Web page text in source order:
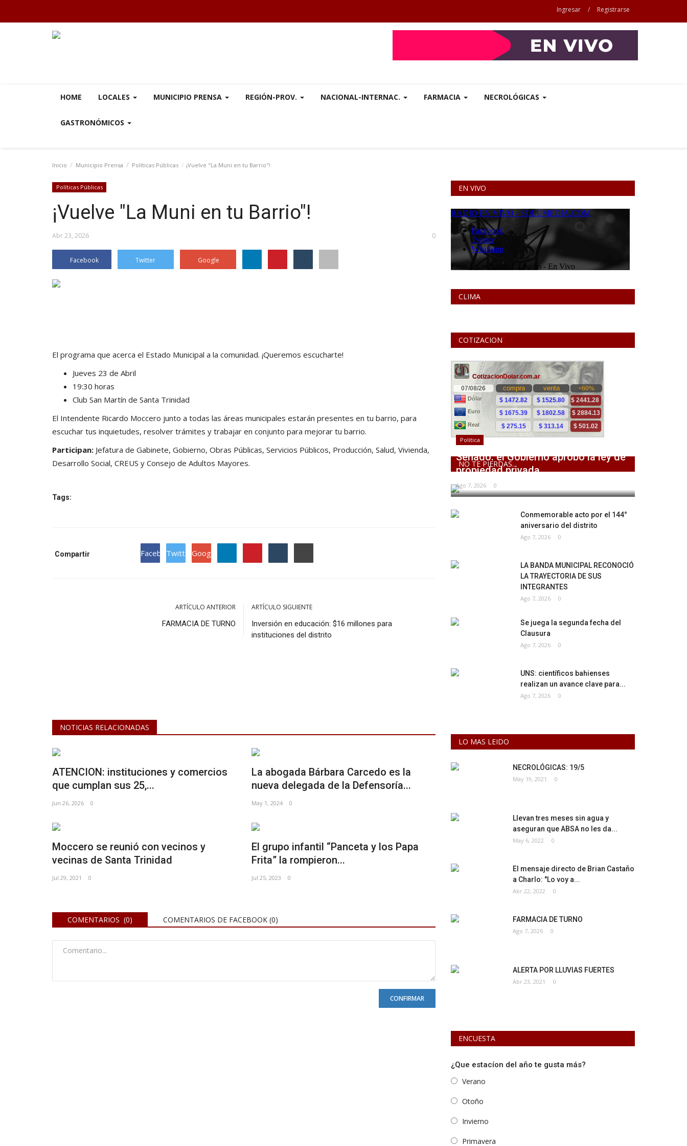
Ingresar / Registrarse
HOME LOCALES MUNICIPIO PRENSA REGIÓN-PROV. NACIONAL-INTERNAC. FARMACIA NECROLÓGICAS
GASTRONÓMICOS
Inicio Municipio Prensa Políticas Públicas ¡Vuelve "La Muni en tu Barrio"!
Políticas Públicas
¡Vuelve "La Muni en tu Barrio"!
Abr 23, 2026 0
Facebook Twitter Google
El programa que acerca el Estado Municipal a la comunidad. ¡Queremos escucharte!
Jueves 23 de Abril
19:30 horas
Club San Martín de Santa Trinidad
El Intendente Ricardo Moccero junto a todas las áreas municipales estarán presentes en tu barrio, para
escuchar tus inquietudes, resolver trámites y trabajar en conjunto para mejorar tu barrio.
Participan: Jefatura de Gabinete, Gobierno, Obras Públicas, Servicios Públicos, Producción, Salud, Vivienda,
Desarrollo Social, CREUS y Consejo de Adultos Mayores.
Tags:
Compartir FacebookTwitterGoogle
ARTÍCULO ANTERIOR
FARMACIA DE TURNO
ARTÍCULO SIGUIENTE
Inversión en educación: $16 millones para
instituciones del distrito
NOTICIAS RELACIONADAS
ATENCION: instituciones y comercios
que cumplan sus 25,...
Jun 26, 2026 0
La abogada Bárbara Carcedo es la
nueva delegada de la Defensoría...
May 1, 2024 0
Moccero se reunió con vecinos y
vecinas de Santa Trinidad⠀
Jul 29, 2021 0
El grupo infantil “Panceta y los Papa
Frita” la rompieron...
Jul 25, 2023 0
COMENTARIOS (0) COMENTARIOS DE FACEBOOK (0)
CONFIRMAR
EN VIVO
CLIMA
COTIZACION
NO TE PIERDAS...
Politica
Senado: el Gobierno aprobó la ley de
propiedad privada,...
Ago 7, 2026 0
Conmemorable acto por el 144°
aniversario del distrito
Ago 7, 2026 0
LA BANDA MUNICIPAL RECONOCIÓ
LA TRAYECTORIA DE SUS
INTEGRANTES
Ago 7, 2026 0
Se juega la segunda fecha del
Clausura
Ago 7, 2026 0
UNS: científicos bahienses
realizan un avance clave para...
Ago 7, 2026 0
LO MAS LEIDO
NECROLÓGICAS: 19/5
May 19, 2021 0
Llevan tres meses sin agua y
aseguran que ABSA no les da...
May 6, 2022 0
El mensaje directo de Brian Castaño
a Charlo: "Lo voy a...
Abr 22, 2022 0
FARMACIA DE TURNO
Ago 7, 2026 0
ALERTA POR LLUVIAS FUERTES
Abr 23, 2021 0
ENCUESTA
¿Que estacíon del año te gusta más?
Verano
Otoño
Invierno
Primavera